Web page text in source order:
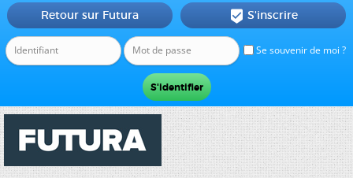
Se souvenir de moi ?
Retour sur Futura  S'inscrire